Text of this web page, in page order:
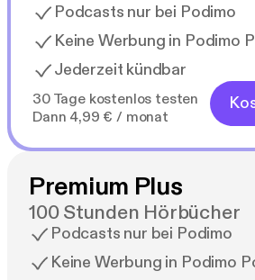
Podcasts nur bei Podimo
Keine Werbung in Podimo
Jederzeit kündbar
30 Tage kostenlos testen
Dann 4,99 € / monat
Premium Plus
100 Stunden Hörbücher
Podcasts nur bei Podimo
Keine Werbung in Podimo